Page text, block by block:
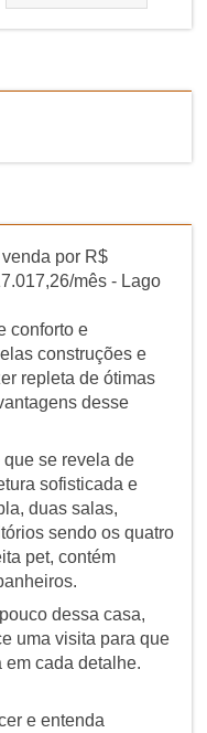
por R$
mês - Lago
conforto e
construções e
repleta de ótimas
desse
se revela de
sofisticada e
duas salas,
sendo os quatro
pet, contém
dessa casa,
uma visita para que
cada detalhe.
e entenda